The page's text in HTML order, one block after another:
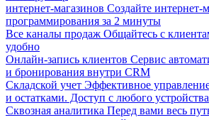
интернет-магазинов Создайте интернет-
программирования за 2 минуты
Все каналы продаж Общайтесь с
удобно
Онлайн-запись клиентов Сервис
и бронирования внутри CRM
Складской учет Эффективное
и остатками. Доступ с любого устройства
Сквозная аналитика Перед вами весь